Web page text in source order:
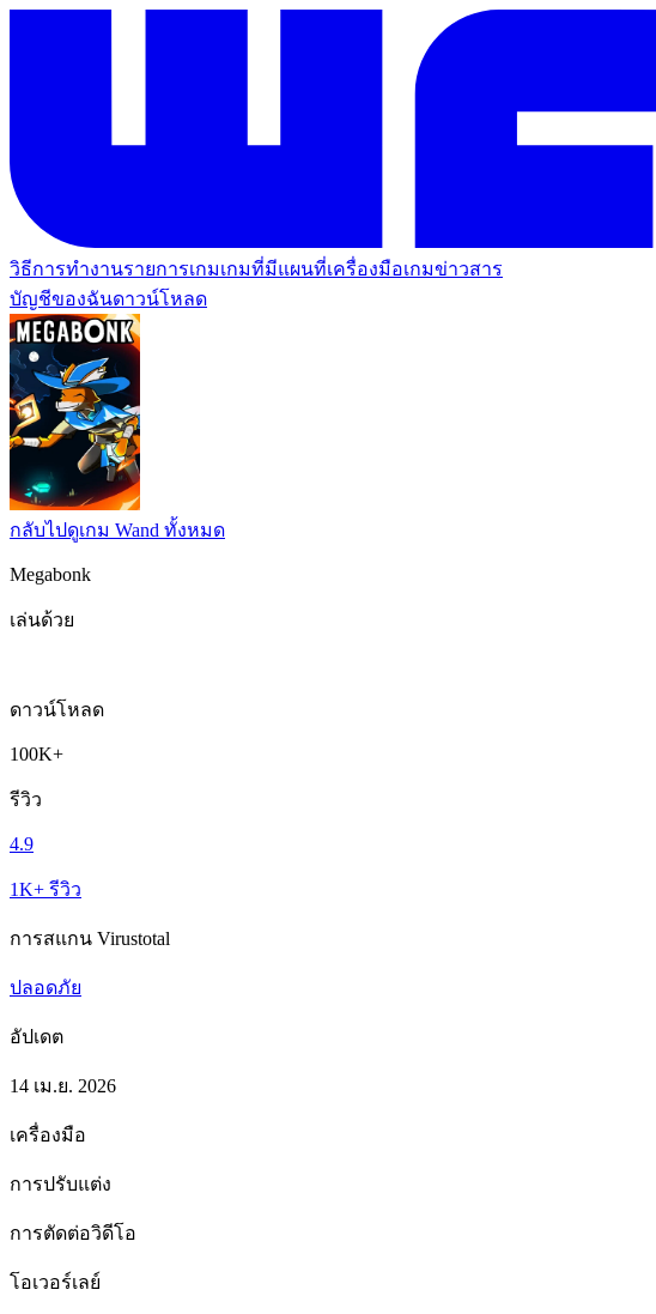
วิธีการทำงานรายการเกมเกมที่มีแผนที่เครื่องมือเกมข่าวสาร
บัญชีของฉันดาวน์โหลด
กลับไปดูเกม Wand ทั้งหมด
Megabonk
เล่นด้วย
ดาวน์โหลด
100K+
รีวิว
4.9
1K+ รีวิว
การสแกน Virustotal
ปลอดภัย
อัปเดต
14 เม.ย. 2026
เครื่องมือ
การปรับแต่ง
การตัดต่อวิดีโอ
โอเวอร์เลย์